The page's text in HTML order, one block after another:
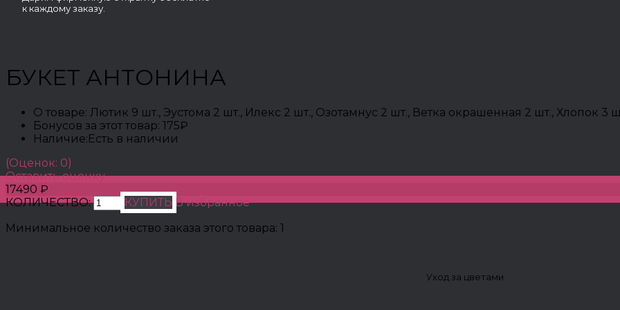
к каждому заказу.
БУКЕТ АНТОНИНА
О товаре: Лютик 9 шт., Эустома 2 шт., Илекс 2 шт., Озотамнус 2 шт., Ветка окрашенная 2 шт., Хлопок
Бонусов за этот товар: 175₽
Наличие:Есть в наличии
(Оценок: 0)
Оставить оценку
17490 ₽
КОЛИЧЕСТВО:
КУПИТЬ В избранное
Минимальное количество заказа этого товара: 1
Уход за цветами